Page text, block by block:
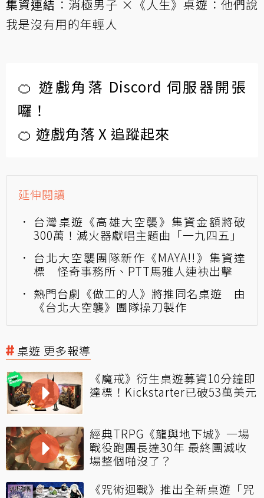
集資連結 ： 消極男子 ×《人生》桌遊：他們說
我是沒有用的年輕人
🍊 遊戲角落 Discord 伺服器開張
囉！
🍊 遊戲角落 X 追蹤起來
延伸閱讀
台灣桌遊《高雄大空襲》集資金額將破
300萬！滅火器獻唱主題曲「一九四五」
台北大空襲團隊新作《MAYA!!》集資達
標 怪奇事務所、PTT馬雅人連袂出擊
熱門台劇《做工的人》將推同名桌遊 由
《台北大空襲》團隊操刀製作
桌遊 更多報導
《魔戒》衍生桌遊募資10分鐘即
達標！Kickstarter已破53萬美元
經典TRPG《龍與地下城》一場
戰役跑團長達30年 最終團滅收
場整個啪沒了？
《咒術迴戰》推出全新桌遊「咒